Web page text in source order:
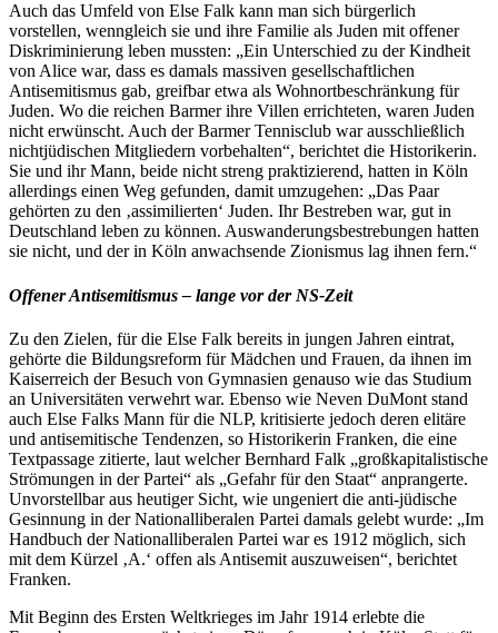
Auch das Umfeld von Else Falk kann man sich bürgerlich
vorstellen, wenngleich sie und ihre Familie als Juden mit offener
Diskriminierung leben mussten: „Ein Unterschied zu der Kindheit
von Alice war, dass es damals massiven gesellschaftlichen
Antisemitismus gab, greifbar etwa als Wohnortbeschränkung für
Juden. Wo die reichen Barmer ihre Villen errichteten, waren Juden
nicht erwünscht. Auch der Barmer Tennisclub war ausschließlich
nichtjüdischen Mitgliedern vorbehalten“, berichtet die Historikerin.
Sie und ihr Mann, beide nicht streng praktizierend, hatten in Köln
allerdings einen Weg gefunden, damit umzugehen: „Das Paar
gehörten zu den ‚assimilierten‘ Juden. Ihr Bestreben war, gut in
Deutschland leben zu können. Auswanderungsbestrebungen hatten
sie nicht, und der in Köln anwachsende Zionismus lag ihnen fern.“
Offener Antisemitismus – lange vor der NS-Zeit
Zu den Zielen, für die Else Falk bereits in jungen Jahren eintrat,
gehörte die Bildungsreform für Mädchen und Frauen, da ihnen im
Kaiserreich der Besuch von Gymnasien genauso wie das Studium
an Universitäten verwehrt war. Ebenso wie Neven DuMont stand
auch Else Falks Mann für die NLP, kritisierte jedoch deren elitäre
und antisemitische Tendenzen, so Historikerin Franken, die eine
Textpassage zitierte, laut welcher Bernhard Falk „großkapitalistische
Strömungen in der Partei“ als „Gefahr für den Staat“ anprangerte.
Unvorstellbar aus heutiger Sicht, wie ungeniert die anti-jüdische
Gesinnung in der Nationalliberalen Partei damals gelebt wurde: „Im
Handbuch der Nationalliberalen Partei war es 1912 möglich, sich
mit dem Kürzel ‚A.‘ offen als Antisemit auszuweisen“, berichtet
Franken.
Mit Beginn des Ersten Weltkrieges im Jahr 1914 erlebte die